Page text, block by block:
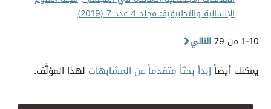
الإنسانية والتطبيقية: مجلد 4 عدد 7 (2019)
1-10 من 79
التالي
يمكنك أيضاًإبدأ بحثاً متقدماً عن المشابهات لهذا المؤلَّف.